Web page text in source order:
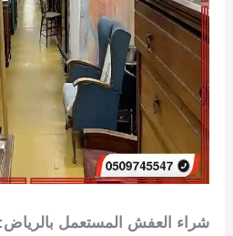
شراء العفش المستعمل